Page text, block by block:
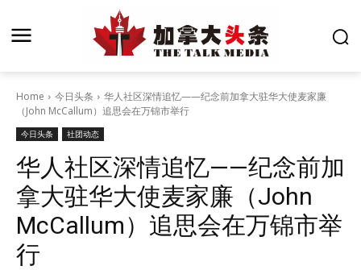
Home 今日头条
华人社区深情追忆——纪念前加拿大驻华大使麦家廉
（John McCallum）追思会在万锦市举行
今日头条 社团动态
华人社区深情追忆——纪念前加
拿大驻华大使麦家廉（John
McCallum）追思会在万锦市举
行